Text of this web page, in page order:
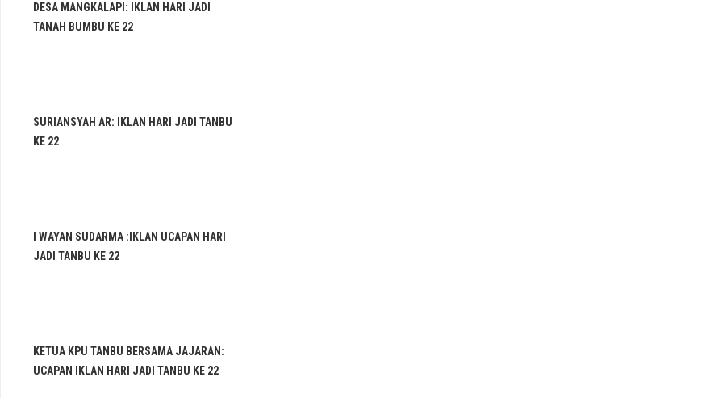
DESA MANGKALAPI: IKLAN HARI JADI
TANAH BUMBU KE 22
SURIANSYAH AR: IKLAN HARI JADI TANBU
KE 22
I WAYAN SUDARMA :IKLAN UCAPAN HARI
JADI TANBU KE 22
KETUA KPU TANBU BERSAMA JAJARAN:
UCAPAN IKLAN HARI JADI TANBU KE 22